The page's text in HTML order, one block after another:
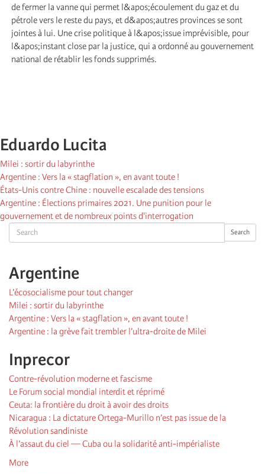
Search Search
Argentine
L’écosocialisme pour tout changer
Milei : sortir du labyrinthe
Argentine : Vers la « stagflation », en avant toute !
Argentine : la grève fait trembler l’ultra-droite de Milei
Inprecor
Contre-révolution moderne et fascisme
Le Forum social mondial interdit et réprimé
Ceuta: la frontière du droit à avoir des droits
Nicaragua : La dictature Ortega-Murillo n’est pas issue de la
Révolution sandiniste
À l’assaut du ciel — Cuba ou la solidarité anti-impérialiste
More
de fermer la vanne qui permet l&apos;écoulement du gaz et du
pétrole vers le reste du pays, et d&apos;autres provinces se sont
jointes à lui. Une crise politique à l&apos;issue imprévisible, pour
l&apos;instant close par la justice, qui a ordonné au gouvernement
national de rétablir les fonds supprimés.
Eduardo Lucita
Milei : sortir du labyrinthe
Argentine : Vers la « stagflation », en avant toute !
États-Unis contre Chine : nouvelle escalade des tensions
Argentine : Élections primaires 2021. Une punition pour le
gouvernement et de nombreux points d'interrogation